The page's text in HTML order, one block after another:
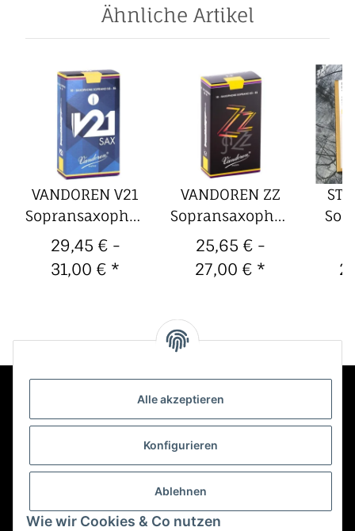
Alle akzeptieren
Konfigurieren
Ablehnen
Wie wir Cookies & Co nutzen
Ähnliche Artikel
VANDOREN V21
Sopransaxophon-
Blätter (10er
Packung)
29,45 € -
31,00 € *
VANDOREN ZZ
Sopransaxophon-
Blätter (10er
Packung)
25,65 € -
27,00 € *
Mehr über